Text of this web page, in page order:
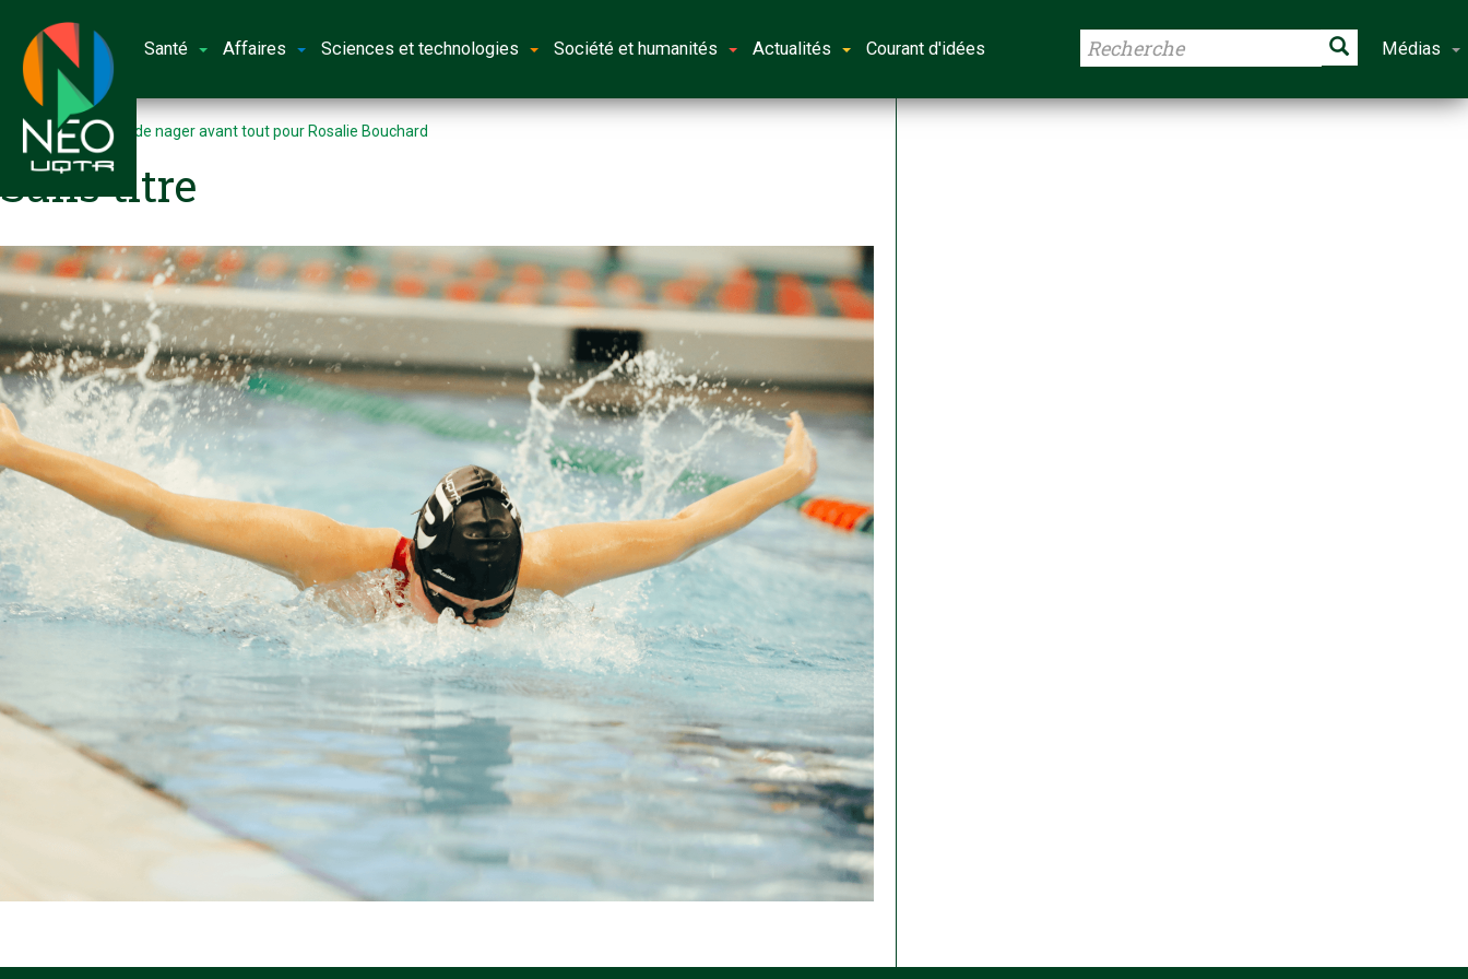
Santé Affaires Sciences et technologies Société et humanités Actualités Courant d'idées Médias
Accueil Le plaisir de nager avant tout pour Rosalie Bouchard
Sans titre